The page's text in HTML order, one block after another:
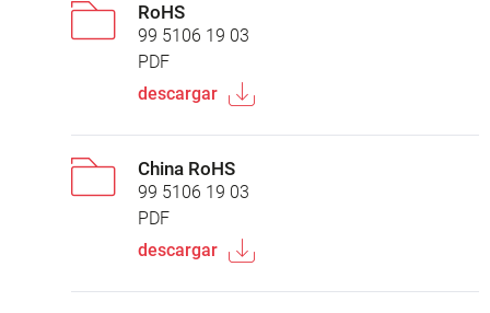
RoHS
99 5106 19 03
PDF
descargar
China RoHS
99 5106 19 03
PDF
descargar